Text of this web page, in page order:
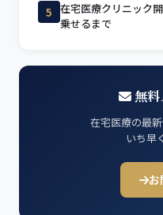
5 在宅医療クリニック
乗せるまで
無
在宅医療の最
いち早